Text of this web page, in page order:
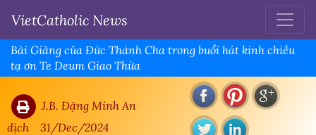
VietCatholic News
Bài Giảng của Đức Thánh Cha trong buổi hát kinh chiều
tạ ơn Te Deum Giao Thừa
J.B. Đặng Minh An
dịch
31/Dec/2024